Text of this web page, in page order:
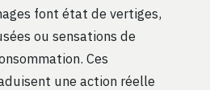
font état de vertiges,
ou sensations de
Ces
une action réelle